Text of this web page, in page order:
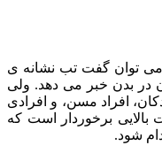
می توان گفت تب نشانه ی
در بدن خبر می دهد. ولی
افراد مسن، و افرادی
بالایی برخوردار است که
شود.